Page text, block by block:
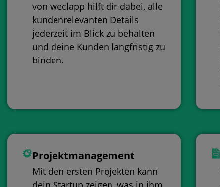
von weclapp hilft dir dabei, alle
kundenrelevanten Details
jederzeit im Blick zu behalten
und deine Kunden langfristig zu
binden.
Projektmanagement
Mit den ersten Projekten kann
dein Startup zeigen, was in ihm